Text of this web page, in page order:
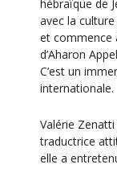
hébraïque de
avec la
et commence
d’Aharon
C’est un
internationale.
Valérie
traductrice
elle a